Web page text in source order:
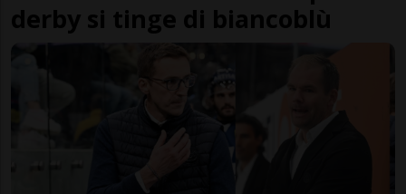
derby si tinge di biancoblù